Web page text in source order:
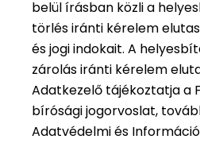
belül írásban közli a
törlés iránti kérelem
és jogi indokait. A
zárolás iránti kérelem
Adatkezelő tájékoztatja a
bírósági jogorvoslat,
Adatvédelmi és